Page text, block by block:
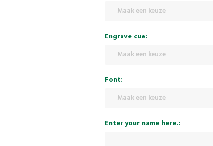
Maak een keuze
Engrave cue:
Maak een keuze
Font:
Maak een keuze
Enter your name here.: